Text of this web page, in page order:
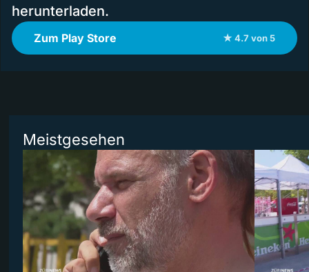
herunterladen.
Zum Play Store ★ 4.7 von 5
Meistgesehen